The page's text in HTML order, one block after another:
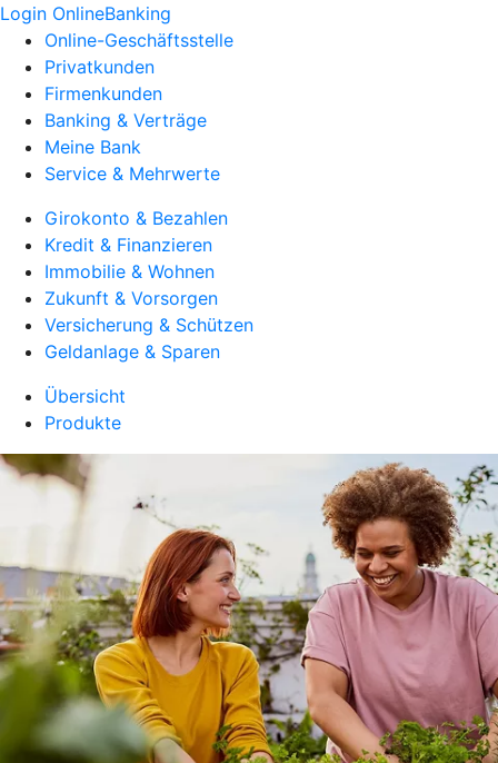
Login OnlineBanking
Online-Geschäftsstelle
Privatkunden
Firmenkunden
Banking & Verträge
Meine Bank
Service & Mehrwerte
Girokonto & Bezahlen
Kredit & Finanzieren
Immobilie & Wohnen
Zukunft & Vorsorgen
Versicherung & Schützen
Geldanlage & Sparen
Übersicht
Produkte